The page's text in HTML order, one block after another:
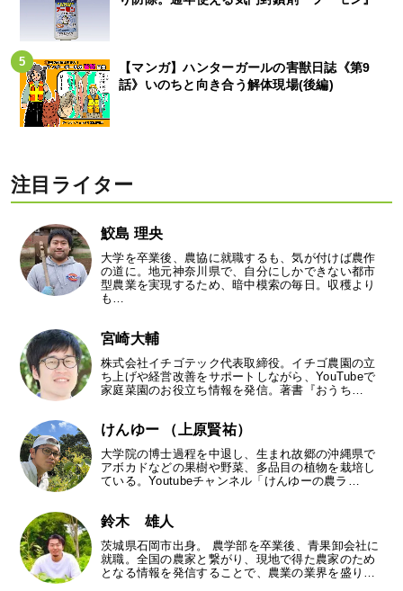
【マンガ】ハンターガールの害獣日誌《第9
話》いのちと向き合う解体現場(後編)
注目ライター
鮫島 理央
大学を卒業後、農協に就職するも、気が付けば農作
の道に。地元神奈川県で、自分にしかできない都市
型農業を実現するため、暗中模索の毎日。収穫より
も…
宮崎大輔
株式会社イチゴテック代表取締役。イチゴ農園の立
ち上げや経営改善をサポートしながら、YouTubeで
家庭菜園のお役立ち情報を発信。著書『おうち…
けんゆー （上原賢祐）
大学院の博士過程を中退し、生まれ故郷の沖縄県で
アボカドなどの果樹や野菜、多品目の植物を栽培し
ている。Youtubeチャンネル「けんゆーの農ラ…
鈴木 雄人
茨城県石岡市出身。 農学部を卒業後、青果卸会社に
就職。全国の農家と繋がり、現地で得た農家のため
となる情報を発信することで、農業の業界を盛り…